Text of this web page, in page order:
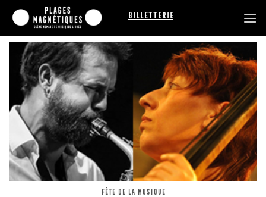
Passer
contenu
Billetterie
Fête de la musique